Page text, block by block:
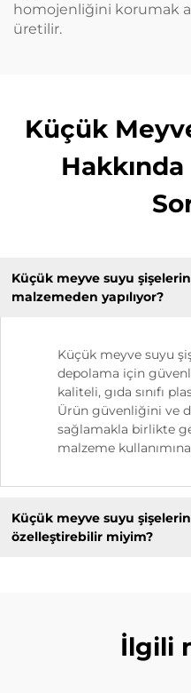
homojenliğini korumak
üretilir.
Küçük
Hakkında
Küçük meyve suyu
malzemeden yapılıyor?
Küçük meyve suyu
depolama için
kaliteli, gıda sınıfı
Ürün güvenliğini ve
sağlamakla birlikte
malzeme
Küçük meyve suyu
özelleştirebilir miyim?
İlgili